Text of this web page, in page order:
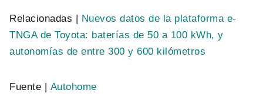
Relacionadas |
Nuevos datos de la plataforma e-
TNGA de Toyota: baterías de 50 a 100 kWh, y
autonomías de entre 300 y 600 kilómetros
Fuente | Autohome